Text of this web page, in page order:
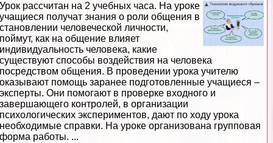
Урок рассчитан на 2 учебных часа. На уроке
учащиеся получат знания о роли общения в
становлении человеческой личности,
поймут, как на общение влияет
индивидуальность человека, какие
существуют способы воздействия на человека
посредством общения. В проведении урока учителю
оказывают помощь заранее подготовленные учащиеся –
эксперты. Они помогают в проверке входного и
завершающего контролей, в организации
психологических экспериментов, дают по ходу урока
необходимые справки. На уроке организована групповая
форма работы. ...